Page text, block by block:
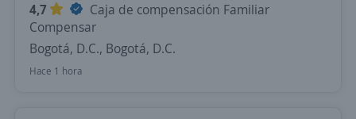
4,7
Caja de compensación Familiar
Compensar
Bogotá, D.C., Bogotá, D.C.
Hace 1 hora